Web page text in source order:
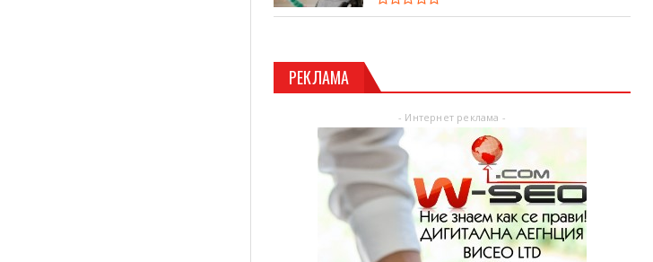
РЕКЛАМА
- Интернет реклама -